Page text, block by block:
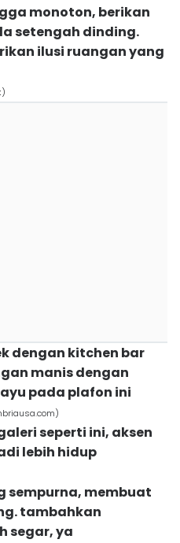
monoton, berikan
setengah dinding.
ilusi ruangan yang
dengan kitchen bar
manis dengan
pada plafon ini
seperti ini, aksen
lebih hidup
sempurna, membuat
tambahkan
segar, ya